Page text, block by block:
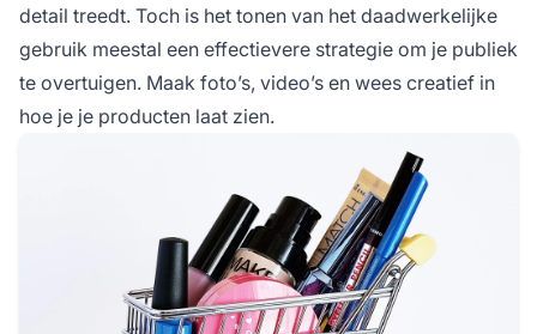
detail treedt. Toch is het tonen van het daadwerkelijke
gebruik meestal een effectievere strategie om je publiek
te overtuigen. Maak foto’s, video’s en wees creatief in
hoe je je producten laat zien.